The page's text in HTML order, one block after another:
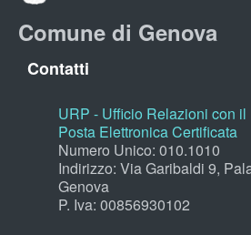
Comune di Genova
Contatti
URP - Ufficio Relazioni con
Posta Elettronica Certificata
Numero Unico: 010.1010
Indirizzo: Via Garibaldi 9,
Genova
P. Iva: 00856930102